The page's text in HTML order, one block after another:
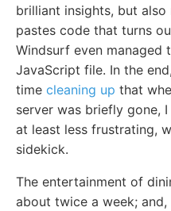
brilliant insights, but
pastes code that turns
Windsurf even managed
JavaScript file. In the
time cleaning up that
server was briefly gone,
at least less frustrating,
sidekick.
The entertainment of
about twice a week;